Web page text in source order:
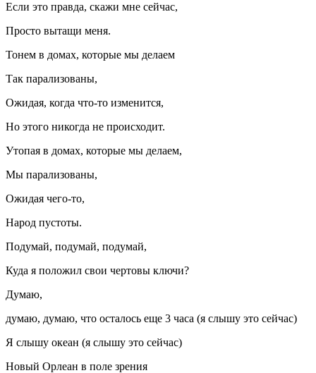
Если это правда, скажи мне сейчас,
Просто вытащи меня.
Тонем в домах, которые мы делаем
Так парализованы,
Ожидая, когда что-то изменится,
Но этого никогда не происходит.
Утопая в домах, которые мы делаем,
Мы парализованы,
Ожидая чего-то,
Народ пустоты.
Подумай, подумай, подумай,
Куда я положил свои чертовы ключи?
Думаю,
думаю, думаю, что осталось еще 3 часа (я слышу это сейчас)
Я слышу океан (я слышу это сейчас)
Новый Орлеан в поле зрения